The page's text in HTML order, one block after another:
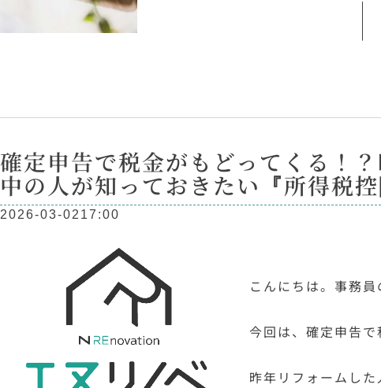
確定申告で税金がもどってくる！
中の人が知っておきたい『所得税
2026-03-02 17:00
こんにちは。事務員
今回は、確定申告
昨年リフォームし